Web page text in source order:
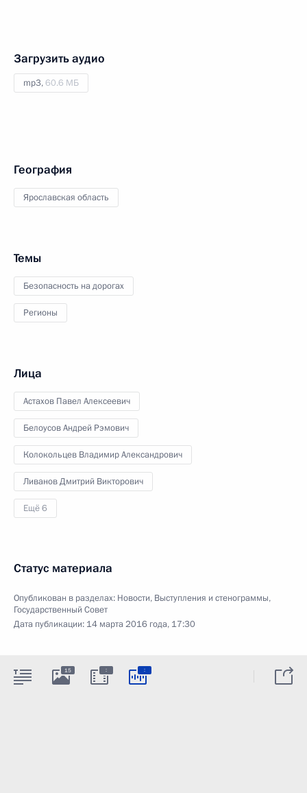
Загрузить аудио
mp3,60.6 МБ
География
Ярославская область
Темы
Безопасность на дорогах
Регионы
Лица
Астахов Павел Алексеевич
Белоусов Андрей Рэмович
Колокольцев Владимир Александрович
Ливанов Дмитрий Викторович
Ещё 6
Статус материала
Опубликован в разделах: Новости, Выступления и стенограммы,
Государственный Совет
Дата публикации: 14 марта 2016 года, 17:30
15 : :